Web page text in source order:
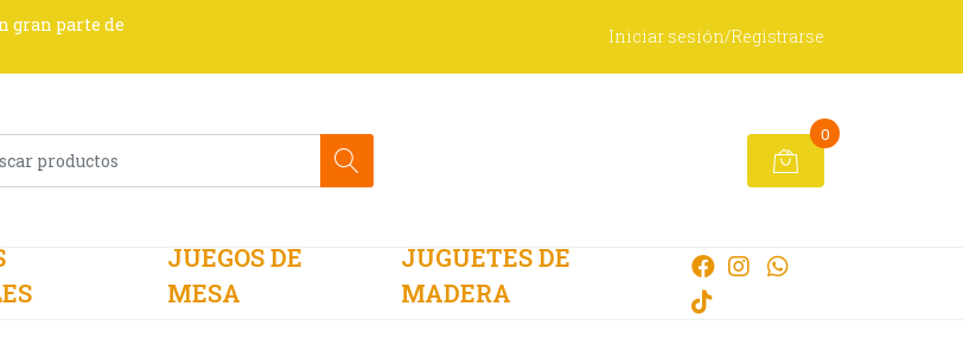
gran parte de
Iniciar sesión/Registrarse
0
JUEGOS DE
MESA
JUGUETES DE
MADERA